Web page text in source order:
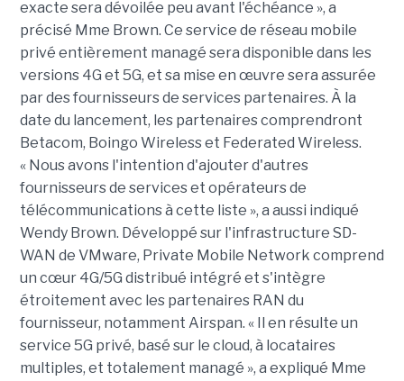
exacte sera dévoilée peu avant l'échéance », a
précisé Mme Brown. Ce service de réseau mobile
privé entièrement managé sera disponible dans les
versions 4G et 5G, et sa mise en œuvre sera assurée
par des fournisseurs de services partenaires. À la
date du lancement, les partenaires comprendront
Betacom, Boingo Wireless et Federated Wireless.
« Nous avons l'intention d'ajouter d'autres
fournisseurs de services et opérateurs de
télécommunications à cette liste », a aussi indiqué
Wendy Brown. Développé sur l'infrastructure SD-
WAN de VMware, Private Mobile Network comprend
un cœur 4G/5G distribué intégré et s'intègre
étroitement avec les partenaires RAN du
fournisseur, notamment Airspan. « Il en résulte un
service 5G privé, basé sur le cloud, à locataires
multiples, et totalement managé », a expliqué Mme